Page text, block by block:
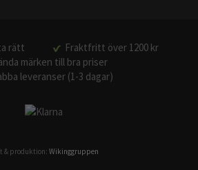
rätt
Fraktfritt över 1200 kr
märken till bra priser
leveranser (1-3 dagar)
& produktion: Wikinggruppen